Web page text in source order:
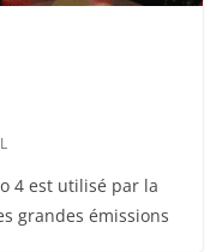
4 est utilisé par la
grandes émissions